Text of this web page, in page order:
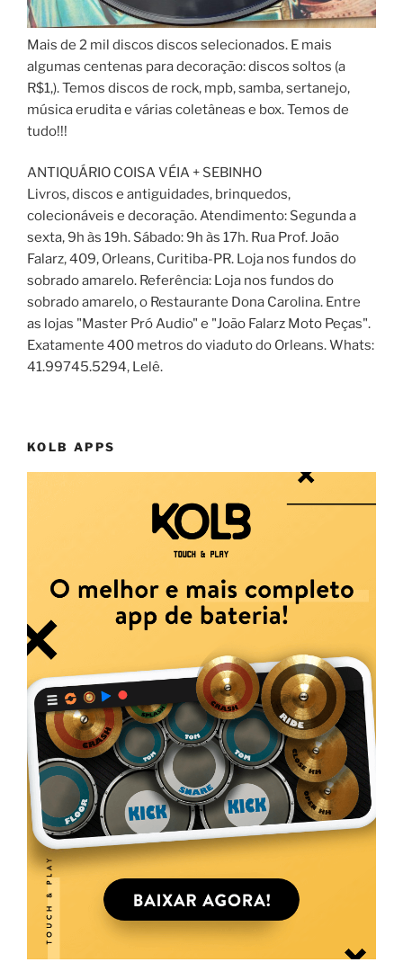
Mais de 2 mil discos discos selecionados. E mais
algumas centenas para decoração: discos soltos (a
R$1,). Temos discos de rock, mpb, samba, sertanejo,
música erudita e várias coletâneas e box. Temos de
tudo!!!
ANTIQUÁRIO COISA VÉIA + SEBINHO
Livros, discos e antiguidades, brinquedos,
colecionáveis e decoração. Atendimento: Segunda a
sexta, 9h às 19h. Sábado: 9h às 17h. Rua Prof. João
Falarz, 409, Orleans, Curitiba-PR. Loja nos fundos do
sobrado amarelo. Referência: Loja nos fundos do
sobrado amarelo, o Restaurante Dona Carolina. Entre
as lojas "Master Pró Audio" e "João Falarz Moto Peças".
Exatamente 400 metros do viaduto do Orleans. Whats:
41.99745.5294, Lelê.
KOLB APPS